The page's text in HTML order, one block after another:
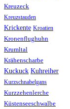
Kreuzeck
Kreuzstauden
Krickente Kroatien
Kronenflughuhn
Krumltal
Krähenscharbe
Kuckuck Kuhreiher
Kurzschnabelgans
Kurzzehenlerche
Küstenseeschwalbe